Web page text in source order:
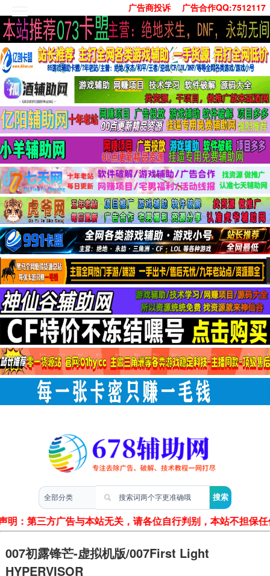
广告商投诉 广告合作QQ:7512117
首页
技术学习
安卓绿化
单机游戏
社交娱乐
系统工具
活动线报
常用办公
源码收集
值得一看
两性情感
明：第三方广告与本站无关，请各位自行判别，本站不担保
007初露锋芒-虚拟机版/007First Light
HYPERVISOR